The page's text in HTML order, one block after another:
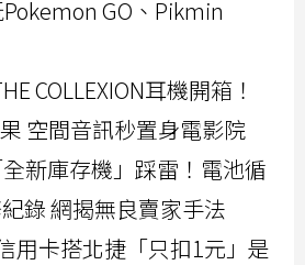
GO、Pikmin
COLLEXION耳機開箱！
空間音訊秒置身電影院
新庫存機」踩雷！電池循
錄 網揭無良賣家手法
用卡搭北捷「只扣1元」是